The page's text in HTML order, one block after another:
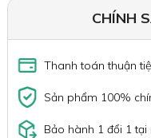
CHÍNH
Thanh toán thuận
Sản phẩm 100%
Bảo hành 1 đổi 1 tại